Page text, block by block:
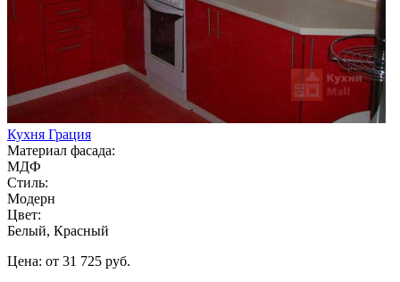
Кухня Грация
Материал фасада:
МДФ
Стиль:
Модерн
Цвет:
Белый, Красный
Цена: от 31 725 руб.